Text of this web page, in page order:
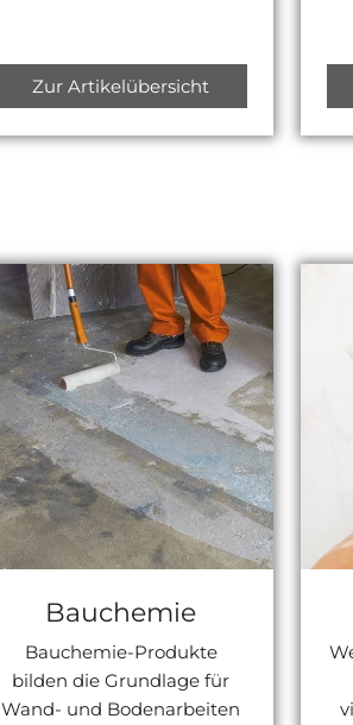
Zur Artikelübersicht
Bauchemie
Bauchemie-Produkte
bilden die Grundlage für
Wand- und Bodenarbeiten